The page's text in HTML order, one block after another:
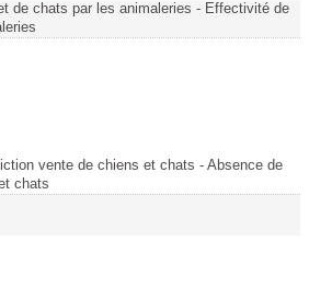
de chats par les animaleries - Effectivité de
vente de chiens et chats - Absence de
chats